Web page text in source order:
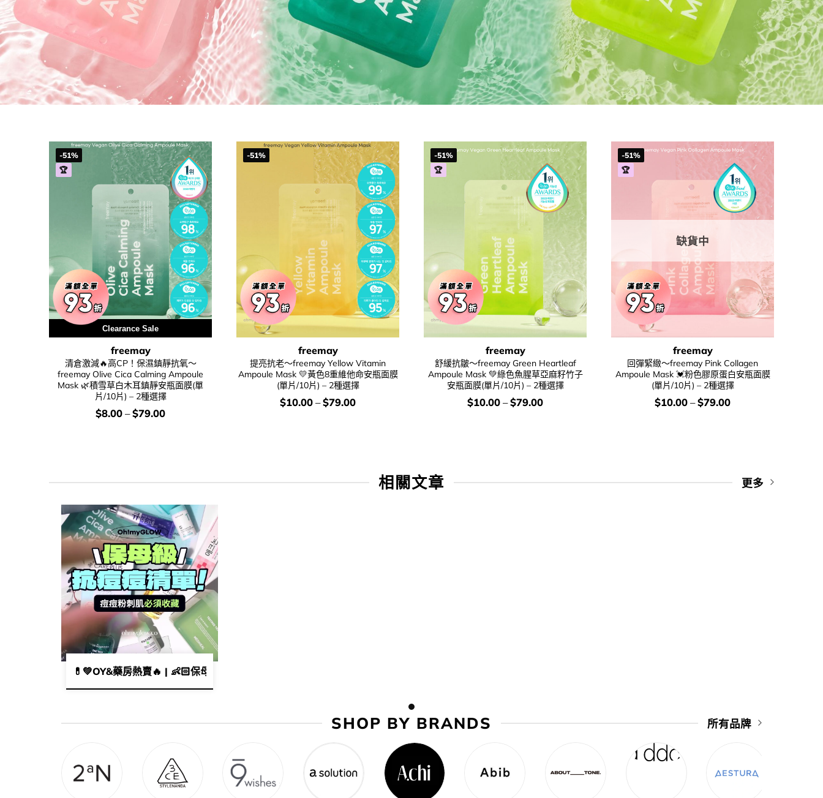
-51%
🏆
Clearance Sale
freemay
清倉激減🔥高CP！保濕鎮靜抗氧～
freemay Olive Cica Calming Ampoule
Mask 🌿積雪草白木耳鎮靜安瓶面膜(單
片/10片) – 2種選擇
價
錢：
$8.00–$79.00
-51%
freemay
提亮抗老～freemay Yellow Vitamin
Ampoule Mask 💛黃色8重維他命安瓶面膜
(單片/10片) – 2種選擇
價
錢：
$10.00–$79.00
-51%
🏆
freemay
舒緩抗皺～freemay Green Heartleaf
Ampoule Mask 💚綠色魚腥草亞麻籽竹子
安瓶面膜(單片/10片) – 2種選擇
價
錢：
$10.00–$79.00
-51%
🏆
缺貨中
freemay
回彈緊緻～freemay Pink Collagen
Ampoule Mask 💓粉色膠原蛋白安瓶面膜
(單片/10片) – 2種選擇
價
錢：
$10.00–$79.00
相關文章 更多
💊​💚​OY&藥房熱賣🔥​ | 👶🏻​保母級抗痘痘清單📋✅ | ​​暗瘡粉刺肌請留步💥​​
SHOP BY BRANDS 所有品牌